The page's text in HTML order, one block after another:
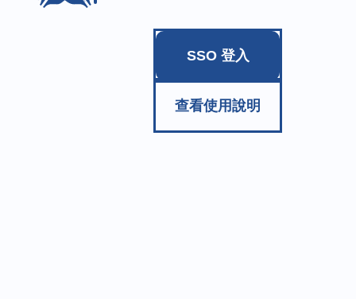
SSO 登入
查看使用說明